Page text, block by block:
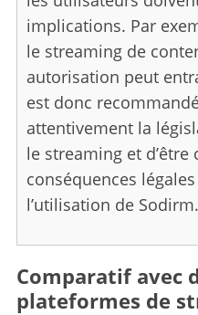
implications. Par
le streaming de
autorisation peut
est donc
attentivement la
le streaming et d’être
conséquences
l’utilisation de Sodirm.
Comparatif avec
plateformes de